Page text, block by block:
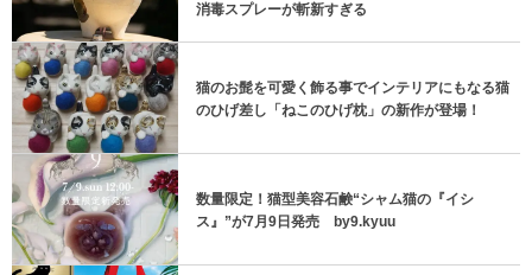
消毒スプレーが斬新すぎる
猫のお髭を可愛く飾る事でインテリアにもなる猫
のひげ差し「ねこのひげ枕」の新作が登場！
数量限定！猫型美容石鹸“シャム猫の『イシ
ス』”が7月9日発売 by9.kyuu